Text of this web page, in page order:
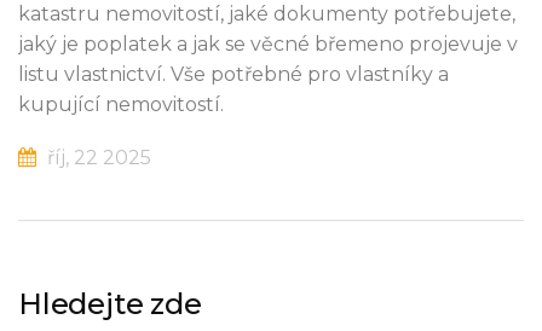
katastru nemovitostí, jaké dokumenty potřebujete,
jaký je poplatek a jak se věcné břemeno projevuje v
listu vlastnictví. Vše potřebné pro vlastníky a
kupující nemovitostí.
říj, 22 2025
Hledejte zde